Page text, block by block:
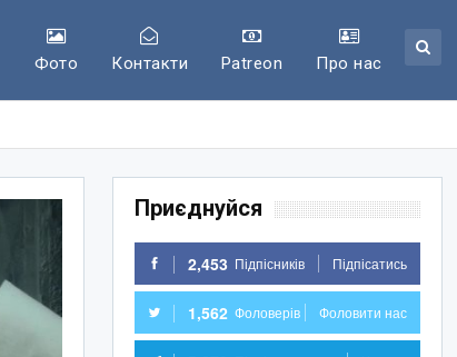
Фото Контакти Patreon Про нас
Приєднуйся
2,453 Підпісників Підпісатись
1,562 Фоловерів Фоловити нас